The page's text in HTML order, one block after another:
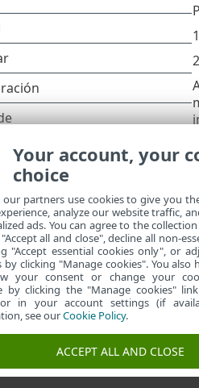
Your account, your
choice
our partners use cookies to give you
analyze our website traffic,
ads. You can agree to the
all and close", decline all non-
"Accept essential cookies only", or
by clicking "Manage cookies". You also
your consent or change your
by clicking the "Manage cookies"
in your account settings (if
see ourCookie Policy.
ACCEPT ALL AND CLOSE